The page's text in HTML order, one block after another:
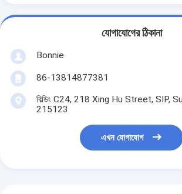
যোগাযোগের ঠিকানা
Bonnie
86-13814877381
বিল্ডিং C24, 218 Xing Hu Street, SIP,
215123
এখন যোগাযোগ